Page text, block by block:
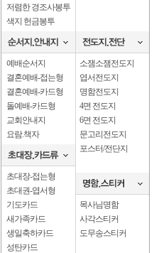
저렴한 경조사봉투
색지 헌금봉투
예배순서지
결혼예배-접는형
결혼예배-카드형
돌예배-카드형
교회안내지
요람.책자
초대장-접는형
초대권-엽서형
기도카드
새가족카드
생일축하카드
성탄카드
소잼소잼전도지
엽서전도지
명함전도지
4면 전도지
6면 전도지
문고리전도지
포스터/전단지
목사님명함
사각스티커
도무송스티커